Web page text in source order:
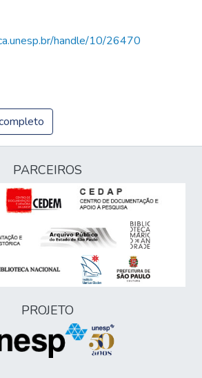
handle/10/26470
PARCEIROS
PROJETO